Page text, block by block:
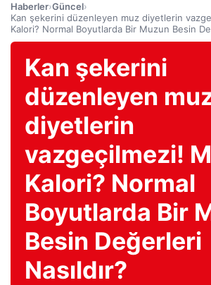
Haberler›Güncel›
Kan şekerini düzenleyen muz diyetlerin
Kalori? Normal Boyutlarda Bir Muzun Besin
Kan şekerini
düzenleyen
diyetlerin
vazgeçilmezi!
Kalori? Normal
Boyutlarda Bir
Besin Değerleri
Nasıldır?